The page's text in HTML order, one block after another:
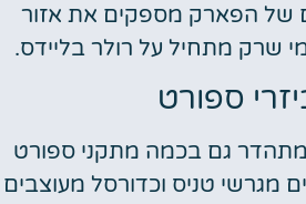
של הפארק מספקים את אזור
שרק מתחיל על רולר בליידס.
ספורט
מתהדר גם בכמה מתקני ספורט
מגרשי טניס וכדורסל מעוצבים